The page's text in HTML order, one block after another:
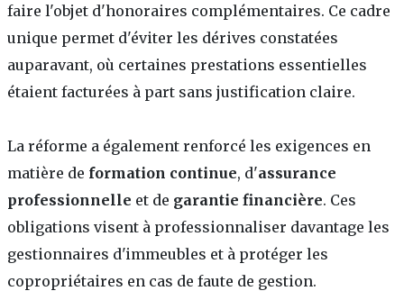
faire l'objet d'honoraires complémentaires. Ce cadre
unique permet d'éviter les dérives constatées
auparavant, où certaines prestations essentielles
étaient facturées à part sans justification claire.
La réforme a également renforcé les exigences en
matière de formation continue, d'assurance
professionnelle et de garantie financière. Ces
obligations visent à professionnaliser davantage les
gestionnaires d'immeubles et à protéger les
copropriétaires en cas de faute de gestion.